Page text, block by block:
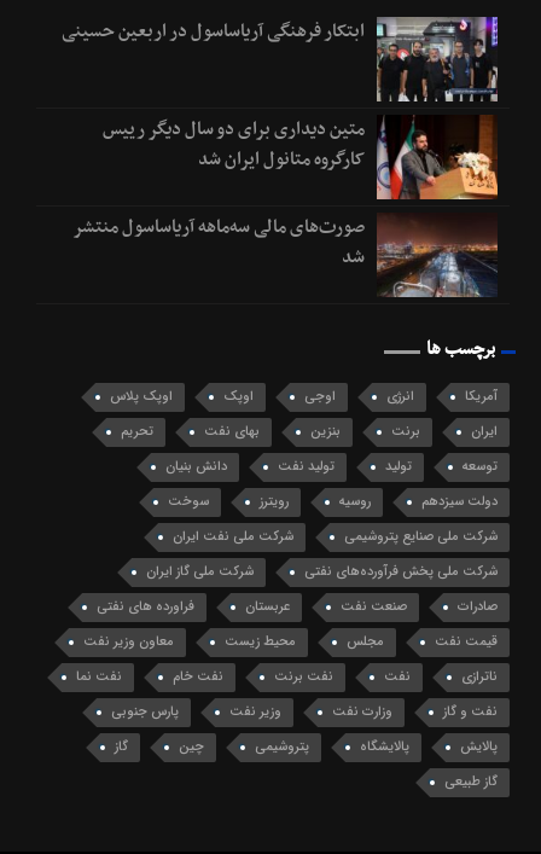
ابتکار فرهنگی آریاساسول در اربعین حسینی
متین دیداری برای دو سال دیگر رییس
کارگروه متانول ایران شد
صورت‌های مالی سه‌ماهه آریاساسول منتشر
شد
برچسب ها
آمریکا انرژی اوجی اوپک
اوپک پلاس
ایران
برنت بنزین بهای نفت
تحریم
توسعه
تولید تولید نفت
دانش بنیان
دولت سیزدهم
روسیه رویترز
سوخت
شرکت ملی صنایع پتروشیمی
شرکت ملی نفت ایران
شرکت ملی پخش فرآورده‌های نفتی
شرکت ملی گاز ایران
صادرات
صنعت نفت عربستان
فراورده های نفتی
قیمت نفت
مجلس محیط زیست
معاون وزیر نفت
ناترازی
نفت نفت برنت نفت خام
نفت نما
نفت و گاز
وزارت نفت وزیر نفت
پارس جنوبی
پالایش
پالایشگاه پتروشیمی چین
گاز
گاز طبیعی